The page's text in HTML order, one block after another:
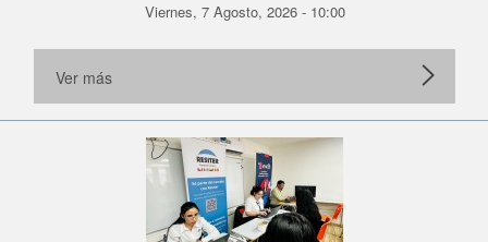
Viernes, 7 Agosto, 2026 - 10:00
Ver más